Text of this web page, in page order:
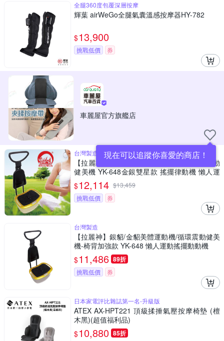
全腿360度包覆深層按摩
輝葉 airWeGo全腿氣囊溫感按摩器HY-782
$13,900
挑戰低價 券
車麗屋官方旗艦店
現在可以追蹤你喜愛的商店！
台灣製造
【拉麗神】3代 銀貂/金貂美體運動機/循環震動
健美機 YK-648金銀雙星款 搖擺律動機 懶人運
動健身機
$12,114 $13,459
挑戰低價
券
台灣製造
【拉麗神】銀貂/金貂美體運動機/循環震動健美
機-椅背加強款 YK-648 懶人運動搖擺動動機
$11,486 89折
挑戰低價 券
日本家電評比雜誌第一名-升級版
ATEX AX-HPT221 頂級揉捶氣壓按摩椅墊 (檀
木黑)(超值福利品)
$10,880 85折